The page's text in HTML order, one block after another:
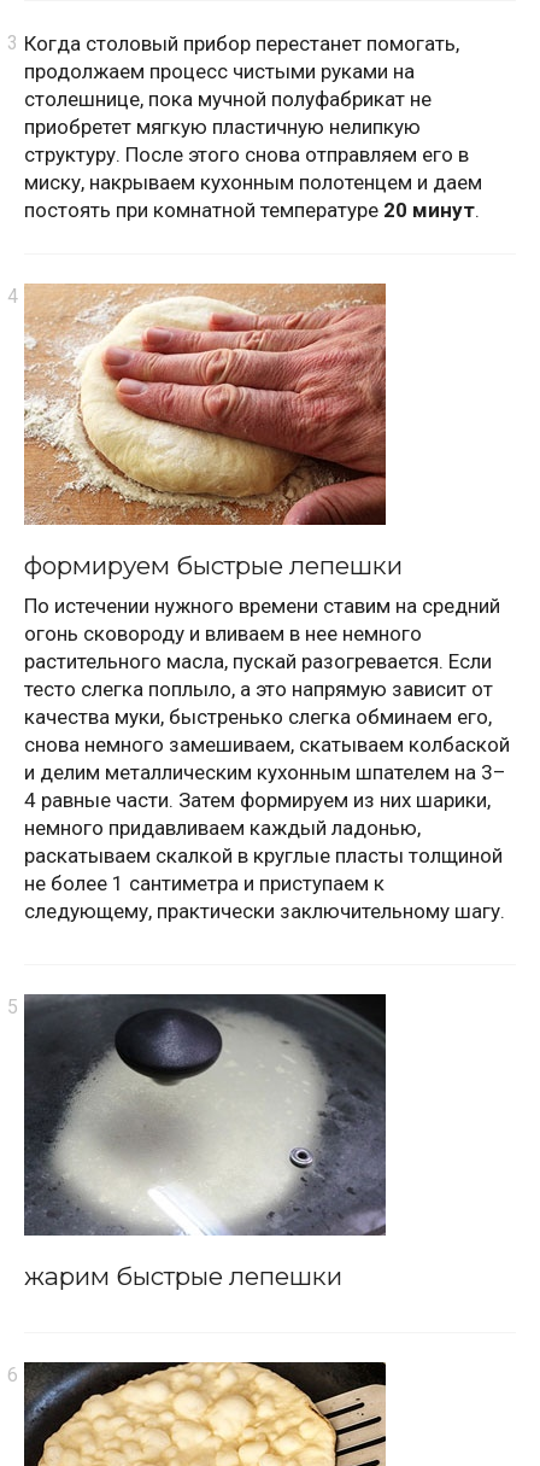
Когда столовый прибор перестанет помогать,
продолжаем процесс чистыми руками на
столешнице, пока мучной полуфабрикат не
приобретет мягкую пластичную нелипкую
структуру. После этого снова отправляем его в
миску, накрываем кухонным полотенцем и даем
постоять при комнатной температуре 20 минут.
формируем быстрые лепешки
По истечении нужного времени ставим на средний
огонь сковороду и вливаем в нее немного
растительного масла, пускай разогревается. Если
тесто слегка поплыло, а это напрямую зависит от
качества муки, быстренько слегка обминаем его,
снова немного замешиваем, скатываем колбаской
и делим металлическим кухонным шпателем на 3–
4 равные части. Затем формируем из них шарики,
немного придавливаем каждый ладонью,
раскатываем скалкой в круглые пласты толщиной
не более 1 сантиметра и приступаем к
следующему, практически заключительному шагу.
жарим быстрые лепешки